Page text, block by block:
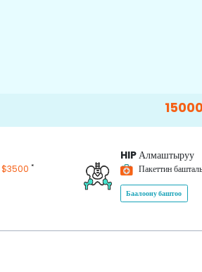
$3500 *
HIPАлмаштыруу
Пакеттин
Баалоону баштоо